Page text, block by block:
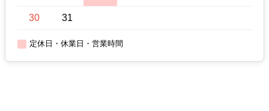
30 31
定休日・休業日・営業時間